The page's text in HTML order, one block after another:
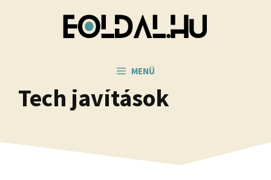
MENÜ
Tech javítások